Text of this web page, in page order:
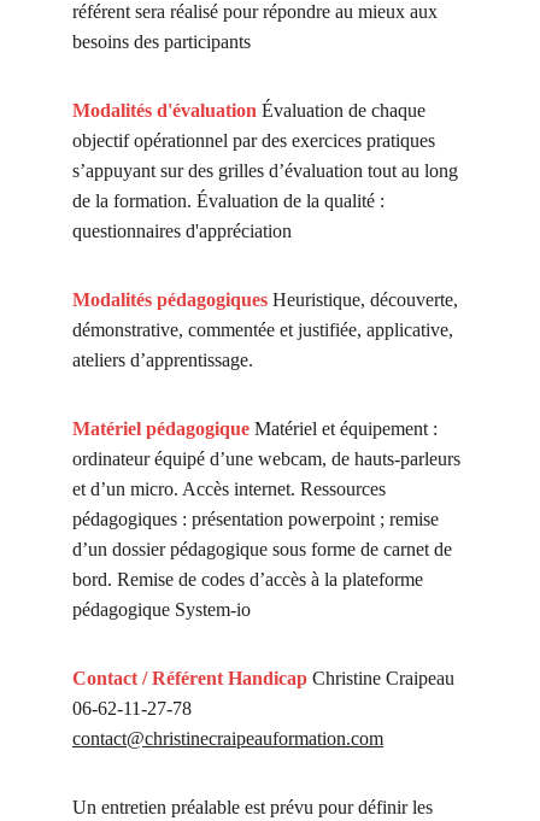
référent sera réalisé pour répondre au mieux aux
besoins des participants
Modalités d'évaluation Évaluation de chaque
objectif opérationnel par des exercices pratiques
s’appuyant sur des grilles d’évaluation tout au long
de la formation. Évaluation de la qualité :
questionnaires d'appréciation
Modalités pédagogiques Heuristique, découverte,
démonstrative, commentée et justifiée, applicative,
ateliers d’apprentissage.
Matériel pédagogique Matériel et équipement :
ordinateur équipé d’une webcam, de hauts-parleurs
et d’un micro. Accès internet. Ressources
pédagogiques : présentation powerpoint ; remise
d’un dossier pédagogique sous forme de carnet de
bord. Remise de codes d’accès à la plateforme
pédagogique System-io
Contact / Référent Handicap Christine Craipeau
06-62-11-27-78
contact@christinecraipeauformation.com
Un entretien préalable est prévu pour définir les